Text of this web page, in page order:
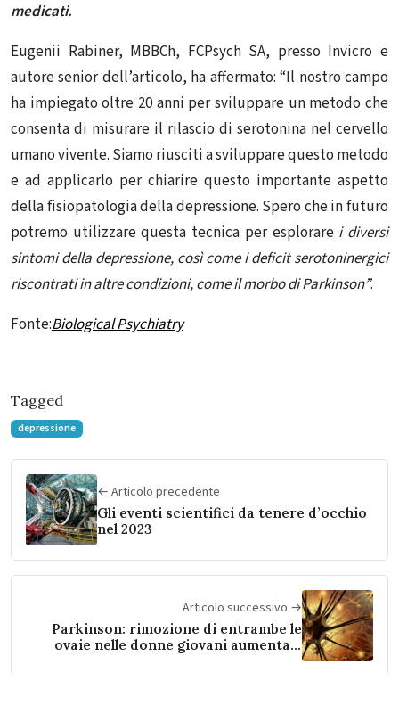
medicati.
Eugenii Rabiner, MBBCh, FCPsych SA, presso Invicro e
autore senior dell’articolo, ha affermato: “Il nostro campo
ha impiegato oltre 20 anni per sviluppare un metodo che
consenta di misurare il rilascio di serotonina nel cervello
umano vivente. Siamo riusciti a sviluppare questo metodo
e ad applicarlo per chiarire questo importante aspetto
della fisiopatologia della depressione. Spero che in futuro
potremo utilizzare questa tecnica per esplorarei diversi
sintomi della depressione, così come i deficit serotoninergici
riscontrati in altre condizioni, come il morbo di Parkinson”.
Fonte:Biological Psychiatry
Tagged
depressione
← Articolo precedente
Gli eventi scientifici da tenere d’occhio
nel 2023
Articolo successivo →
Parkinson: rimozione di entrambe le
ovaie nelle donne giovani aumenta il